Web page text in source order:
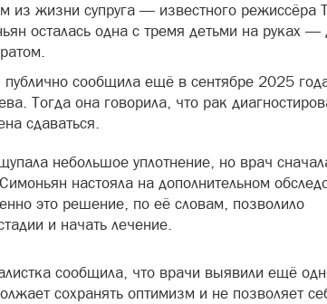
из жизни супруга — известного режиссёра
осталась одна с тремя детьми на руках —
сообщила ещё в сентябре 2025
Тогда она говорила, что рак
сдаваться.
небольшое уплотнение, но врач
настояла на дополнительном
это решение, по её словам, позволило
и начать лечение.
сообщила, что врачи выявили ещё
сохранять оптимизм и не позволяет